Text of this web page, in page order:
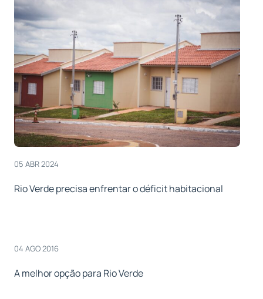
05 ABR 2024
Rio Verde precisa enfrentar o déficit habitacional
04 AGO 2016
A melhor opção para Rio Verde